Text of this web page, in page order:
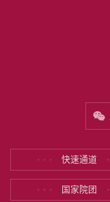
快速通道
国家院团